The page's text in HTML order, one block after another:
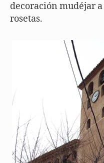
decoración mudéjar a
rosetas.